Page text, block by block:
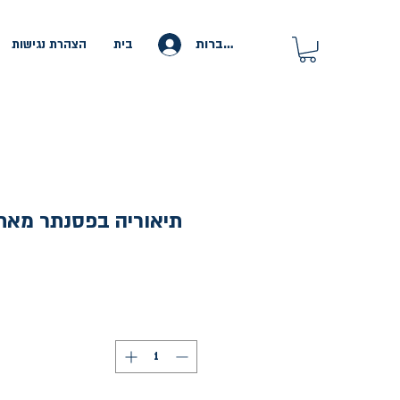
בית הצהרת נגישות להתחברות
תיאוריה בפסנתר